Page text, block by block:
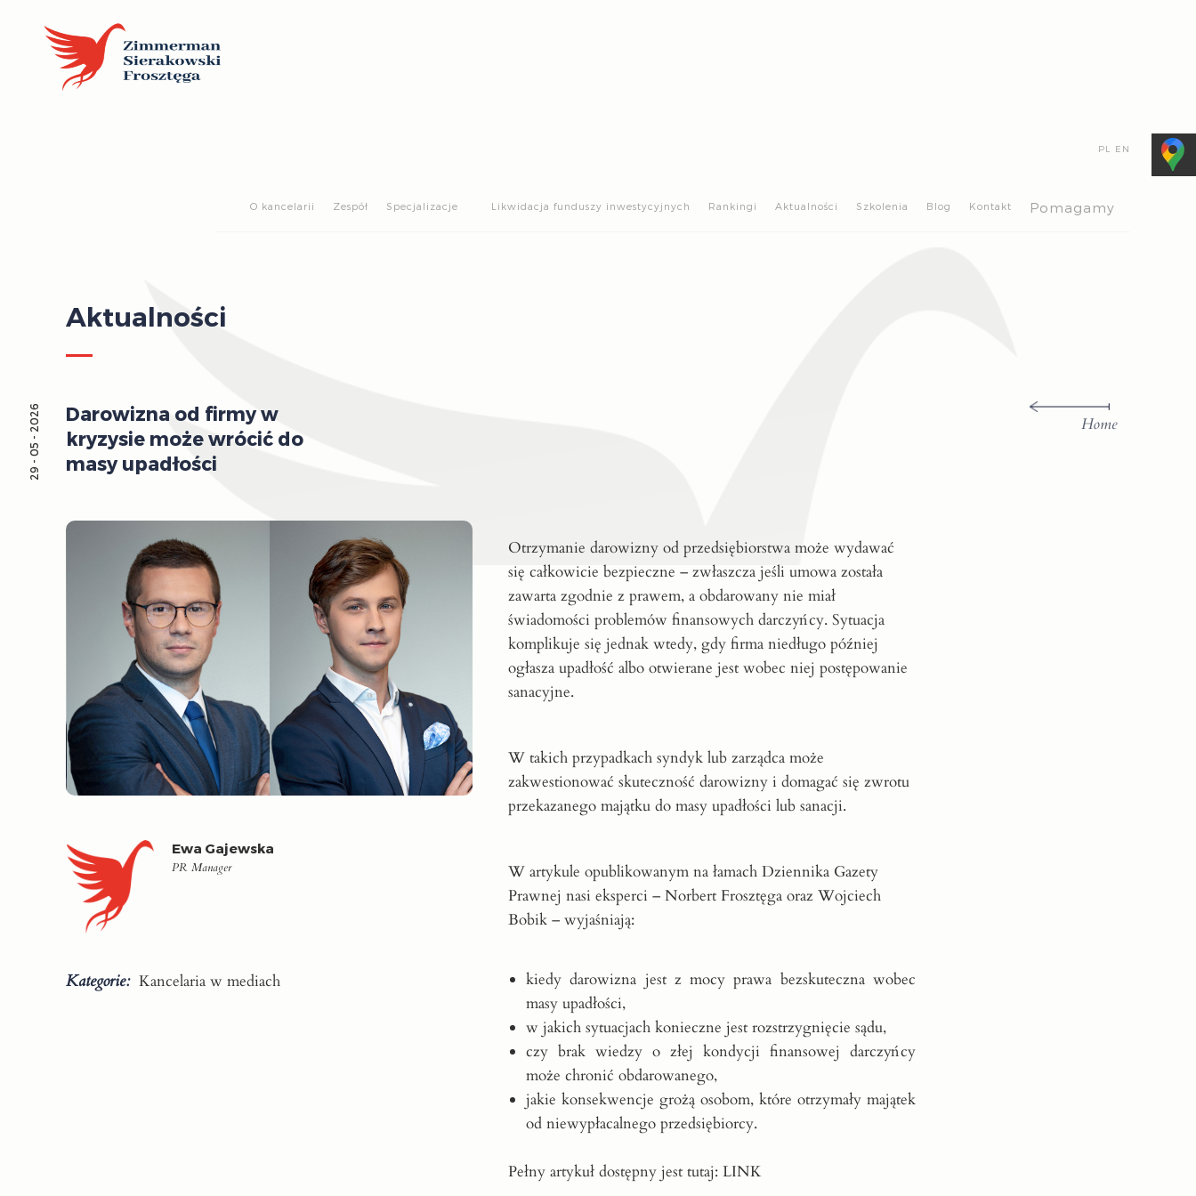
PL EN
O kancelarii Zespół Specjalizacje Likwidacja funduszy inwestycyjnych Rankingi Aktualności Szkolenia Blog Kontakt Pomagamy
Aktualności
Home
Darowizna od firmy w
kryzysie może wrócić do
masy upadłości
29 - 05 - 2026
Ewa Gajewska
PR Manager
Kategorie: Kancelaria w mediach
Otrzymanie darowizny od przedsiębiorstwa może wydawać
się całkowicie bezpieczne – zwłaszcza jeśli umowa została
zawarta zgodnie z prawem, a obdarowany nie miał
świadomości problemów finansowych darczyńcy. Sytuacja
komplikuje się jednak wtedy, gdy firma niedługo później
ogłasza upadłość albo otwierane jest wobec niej postępowanie
sanacyjne.
W takich przypadkach syndyk lub zarządca może
zakwestionować skuteczność darowizny i domagać się zwrotu
przekazanego majątku do masy upadłości lub sanacji.
W artykule opublikowanym na łamach Dziennika Gazety
Prawnej nasi eksperci – Norbert Frosztęga oraz Wojciech
Bobik – wyjaśniają:
kiedy darowizna jest z mocy prawa bezskuteczna wobec
masy upadłości,
w jakich sytuacjach konieczne jest rozstrzygnięcie sądu,
czy brak wiedzy o złej kondycji finansowej darczyńcy
może chronić obdarowanego,
jakie konsekwencje grożą osobom, które otrzymały majątek
od niewypłacalnego przedsiębiorcy.
Pełny artykuł dostępny jest tutaj:LINK